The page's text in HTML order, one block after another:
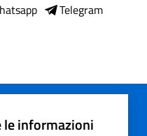
Telegram
le informazioni